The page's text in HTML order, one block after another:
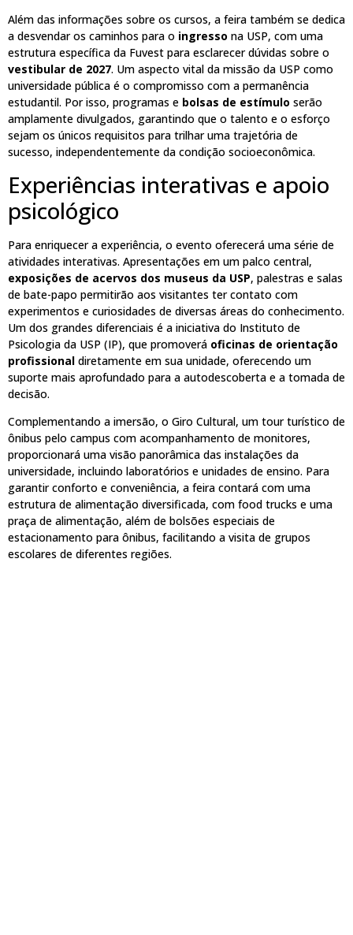
Além das informações sobre os cursos, a feira também se dedica
a desvendar os caminhos para o ingresso na USP, com uma
estrutura específica da Fuvest para esclarecer dúvidas sobre o
vestibular de 2027. Um aspecto vital da missão da USP como
universidade pública é o compromisso com a permanência
estudantil. Por isso, programas e bolsas de estímulo serão
amplamente divulgados, garantindo que o talento e o esforço
sejam os únicos requisitos para trilhar uma trajetória de
sucesso, independentemente da condição socioeconômica.
Experiências interativas e apoio
psicológico
Para enriquecer a experiência, o evento oferecerá uma série de
atividades interativas. Apresentações em um palco central,
exposições de acervos dos museus da USP, palestras e salas
de bate-papo permitirão aos visitantes ter contato com
experimentos e curiosidades de diversas áreas do conhecimento.
Um dos grandes diferenciais é a iniciativa do Instituto de
Psicologia da USP (IP), que promoverá oficinas de orientação
profissional diretamente em sua unidade, oferecendo um
suporte mais aprofundado para a autodescoberta e a tomada de
decisão.
Complementando a imersão, o Giro Cultural, um tour turístico de
ônibus pelo campus com acompanhamento de monitores,
proporcionará uma visão panorâmica das instalações da
universidade, incluindo laboratórios e unidades de ensino. Para
garantir conforto e conveniência, a feira contará com uma
estrutura de alimentação diversificada, com food trucks e uma
praça de alimentação, além de bolsões especiais de
estacionamento para ônibus, facilitando a visita de grupos
escolares de diferentes regiões.